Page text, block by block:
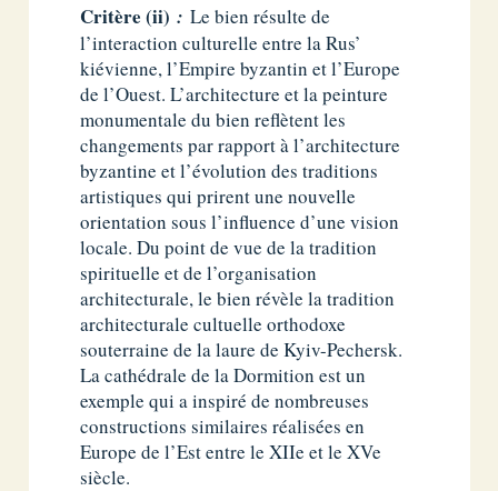
Critère (ii) :Le bien résulte de
l’interaction culturelle entre la Rus’
kiévienne, l’Empire byzantin et l’Europe
de l’Ouest. L’architecture et la peinture
monumentale du bien reflètent les
changements par rapport à l’architecture
byzantine et l’évolution des traditions
artistiques qui prirent une nouvelle
orientation sous l’influence d’une vision
locale. Du point de vue de la tradition
spirituelle et de l’organisation
architecturale, le bien révèle la tradition
architecturale cultuelle orthodoxe
souterraine de la laure de Kyiv-Pechersk.
La cathédrale de la Dormition est un
exemple qui a inspiré de nombreuses
constructions similaires réalisées en
Europe de l’Est entre le XIIe et le XVe
siècle.